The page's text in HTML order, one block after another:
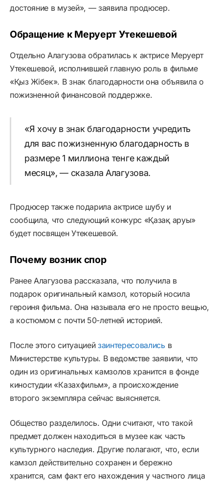
достояние в музей», — заявила продюсер.
Обращение к Меруерт Утекешевой
Отдельно Алагузова обратилась к актрисе Меруерт
Утекешевой, исполнившей главную роль в фильме
«Қыз Жібек». В знак благодарности она объявила о
пожизненной финансовой поддержке.
«Я хочу в знак благодарности учредить
для вас пожизненную благодарность в
размере 1 миллиона тенге каждый
месяц», — сказала Алагузова.
Продюсер также подарила актрисе шубу и
сообщила, что следующий конкурс «Қазақ аруы»
будет посвящен Утекешевой.
Почему возник спор
Ранее Алагузова рассказала, что получила в
подарок оригинальный камзол, который носила
героиня фильма. Она называла его не просто вещью,
а костюмом с почти 50-летней историей.
После этого ситуацией заинтересовались в
Министерстве культуры. В ведомстве заявили, что
один из оригинальных камзолов хранится в фонде
киностудии «Казахфильм», а происхождение
второго экземпляра сейчас выясняется.
Общество разделилось. Одни считают, что такой
предмет должен находиться в музее как часть
культурного наследия. Другие полагают, что, если
камзол действительно сохранен и бережно
хранится, сам факт его нахождения у частного лица